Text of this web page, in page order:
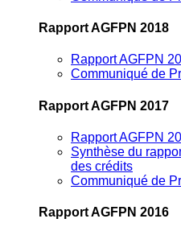
Rapport AGFPN 2018
Rapport AGFPN
Communiqué de
Rapport AGFPN 2017
Rapport AGFPN
Synthèse du
des crédits
Communiqué de
Rapport AGFPN 2016